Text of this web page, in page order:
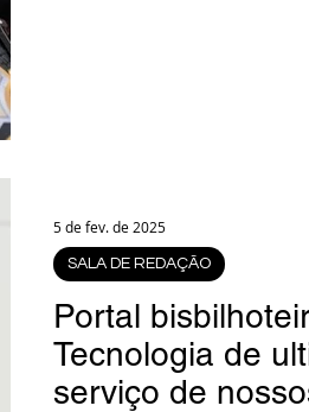
Portal
Tecnologia de
serviço de
SALA DE REDAÇÃO
5 de fev. de 2025